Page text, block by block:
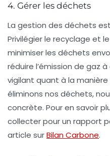
4. Gérer les déchets
La gestion des déchets
Privilégier le recyclage et
minimiser les déchets
réduire l’émission de gaz
vigilant quant à la
éliminons nos déchets,
concrète. Pour en savoir
collecter pour un rapport
article surBilan Carbone.